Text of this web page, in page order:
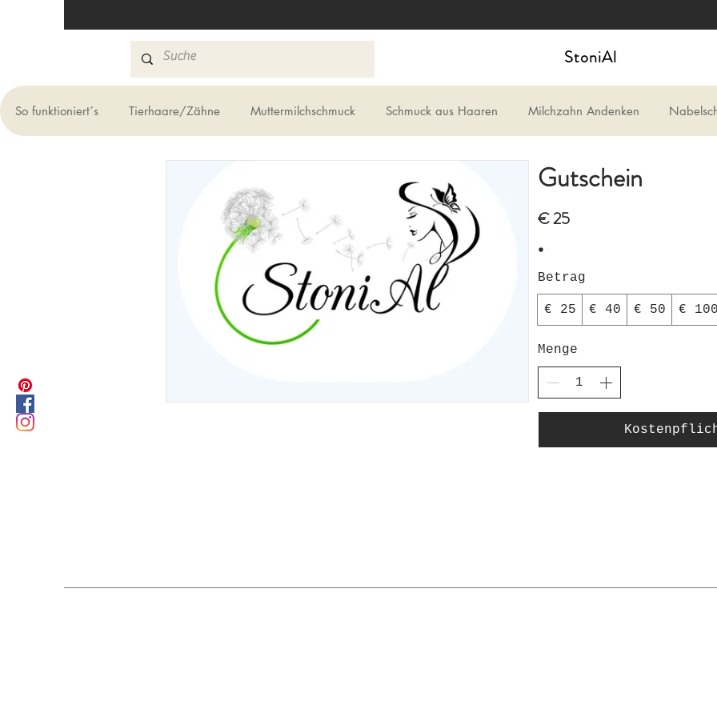
StoniAl
So funktioniert´s Tierhaare/Zähne Muttermilchschmuck Schmuck aus Haaren Milchzahn Andenken
Gutschein
€ 25
Betrag
€ 25 € 40 € 50 € 100
Menge